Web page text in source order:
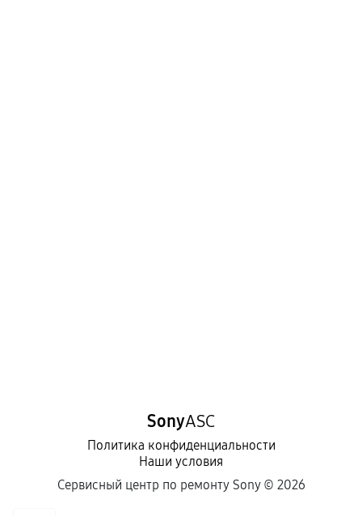
SonyASC
Политика конфиденциальности
Наши условия
Сервисный центр по ремонту Sony © 2026